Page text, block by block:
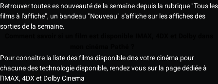
Retrouver toutes es nouveauté de la semaine depuis la rubrique "Tous les
films à l'affiche", un bandeau "Nouveau" s'affiche sur les affiches des
sorties de la semaine.
Pour connaitre la liste des films disponible dns votre cinéma pour
chacune des technologie disponible, rendez vous sur la page dédiée à
l'IMAX, 4DX et Dolby Cinema